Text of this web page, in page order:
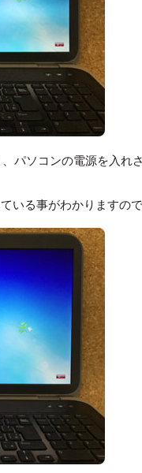
パソコンの電源を入れ
る事がわかりますの